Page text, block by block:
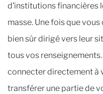
d’institutions financières
masse. Une fois que
bien sûr dirigé vers leur
tous vos
connecter directement à
transférer une partie de